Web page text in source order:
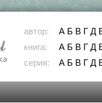
автор: А Б В Г Д
книга:
А Б В Г Д
серия:
А Б В Г Д